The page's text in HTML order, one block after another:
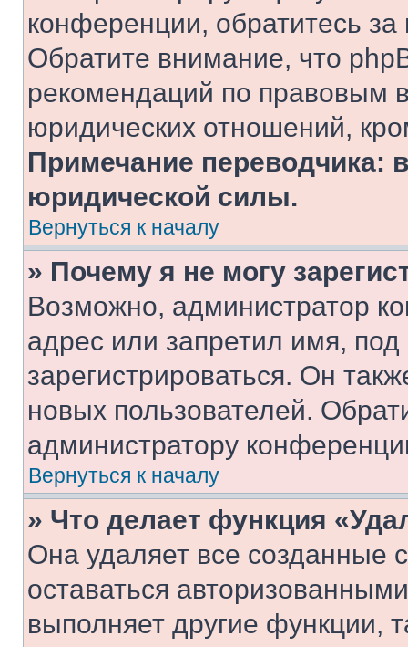
конференции, обратитесь
Обратите внимание, что
рекомендаций по правовым
юридических отношений,
Примечание переводчика:
юридической силы.
Вернуться к началу
» Почему я не могу
Возможно, администратор
адрес или запретил имя,
зарегистрироваться. Он
новых пользователей.
администратору
Вернуться к началу
» Что делает функция
Она удаляет все созданные
оставаться
выполняет другие функции,